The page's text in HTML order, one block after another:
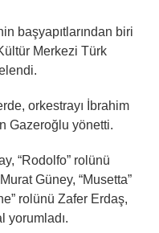
başyapıtlarından biri
Merkezi Türk
orkestrayı İbrahim
Gazeroğlu yönetti.
“Rodolfo” rolünü
Güney, “Musetta”
rolünü Zafer Erdaş,
yorumladı.